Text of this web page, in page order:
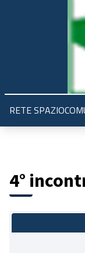
Regione Emilia-Romagna
RETE
4°